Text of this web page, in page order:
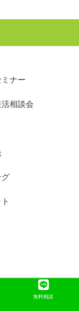
ナー
相談会
グ
無料相談